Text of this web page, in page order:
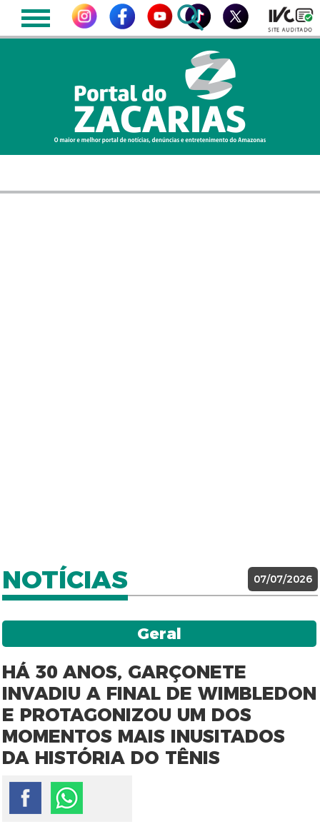
NOTÍCIAS 07/07/2026
Geral
HÁ 30 ANOS, GARÇONETE
INVADIU A FINAL DE WIMBLEDON
E PROTAGONIZOU UM DOS
MOMENTOS MAIS INUSITADOS
DA HISTÓRIA DO TÊNIS